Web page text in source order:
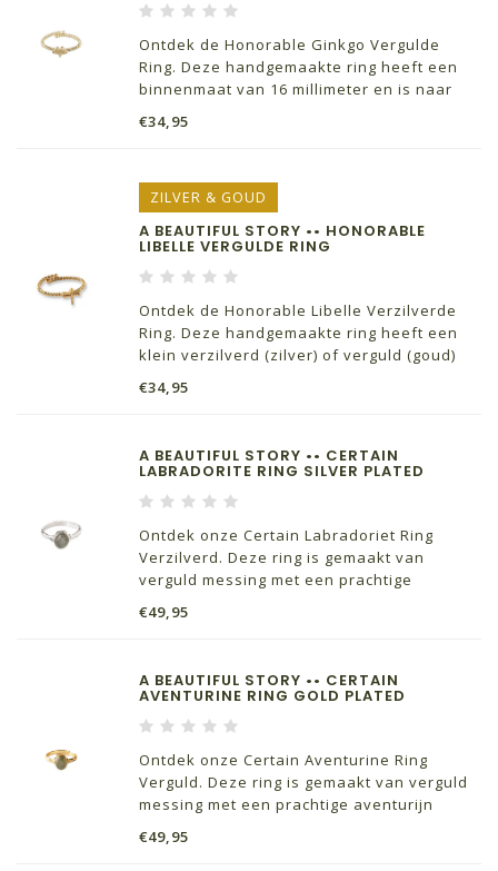
Ontdek de Honorable Ginkgo Vergulde
Ring. Deze handgemaakte ring heeft een
binnenmaat van 16 millimeter en is naar
geluk, kracht en hoop.
€34,95
ZILVER & GOUD
A BEAUTIFUL STORY •• HONORABLE
LIBELLE VERGULDE RING
Ontdek de Honorable Libelle Verzilverde
Ring. Deze handgemaakte ring heeft een
klein verzilverd (zilver) of verguld (goud)
millimeter en is naar wens te verstellen. De
€34,95
A BEAUTIFUL STORY •• CERTAIN
LABRADORITE RING SILVER PLATED
Ontdek onze Certain Labradoriet Ring
Verzilverd. Deze ring is gemaakt van
verguld messing met een prachtige
mm en is verstelbaar. Labradoriet helpt je
€49,95
A BEAUTIFUL STORY •• CERTAIN
AVENTURINE RING GOLD PLATED
Ontdek onze Certain Aventurine Ring
Verguld. Deze ring is gemaakt van verguld
messing met een prachtige aventurijn
verstelbaar. Aventurijn houdt je
€49,95